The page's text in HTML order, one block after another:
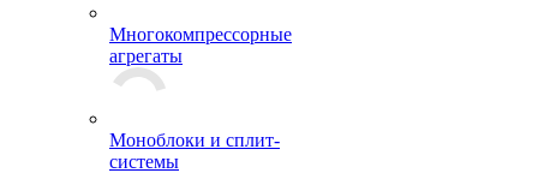
Многокомпрессорные
агрегаты
Моноблоки и сплит-
системы